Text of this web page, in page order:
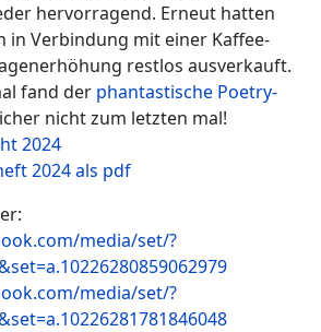
hervorragend. Erneut hatten
in Verbindung mit einer Kaffee-
restlos ausverkauft.
fand der phantastische Poetry-
nicht zum letzten mal!
2024
2024 als pdf
media/set/?
media/set/?